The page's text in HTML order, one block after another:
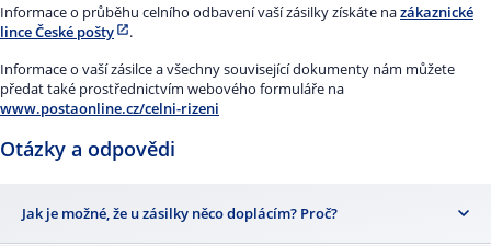
Informace o průběhu celního odbavení vaší zásilky získáte nazákaznické
lince České pošty
.
Informace o vaší zásilce a všechny související dokumenty nám můžete
předat také prostřednictvím webového formuláře na
www.postaonline.cz/celni-rizeni
Otázky a odpovědi
Jak je možné, že u zásilky něco doplácím? Proč?